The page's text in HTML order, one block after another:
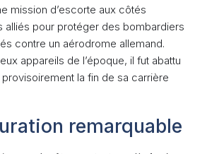
mission d’escorte aux côtés
alliés pour protéger des bombardiers
contre un aérodrome allemand.
appareils de l’époque, il fut abattu
provisoirement la fin de sa carrière
remarquable